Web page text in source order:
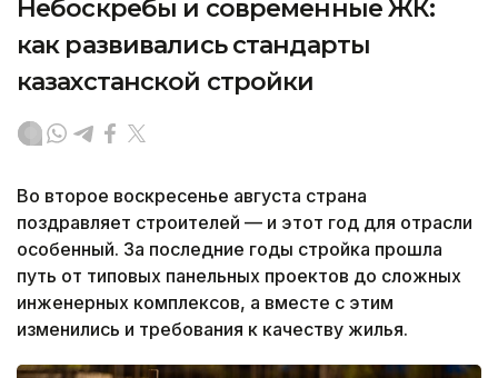
Небоскребы и современные ЖК:
как развивались стандарты
казахстанской стройки
Во второе воскресенье августа страна
поздравляет строителей — и этот год для отрасли
особенный. За последние годы стройка прошла
путь от типовых панельных проектов до сложных
инженерных комплексов, а вместе с этим
изменились и требования к качеству жилья.